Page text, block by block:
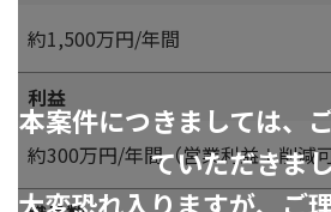
本案件につきましては、
ていただきま
大変恐れ入りますが、ご
約1,500万円/年間
利益
約300万円/年間（営業利益＋削減